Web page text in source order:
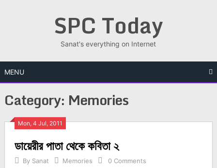
SPC Today
Sanat's everything on Internet
MENU
Category: Memories
Mon, 4 Jul, 2011
ডায়েরীর পাতা থেকে কবিতা ২
By Sanat Memories 0 Comments
Posts
navigation